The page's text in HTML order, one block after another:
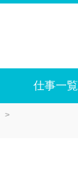
仕事一覧